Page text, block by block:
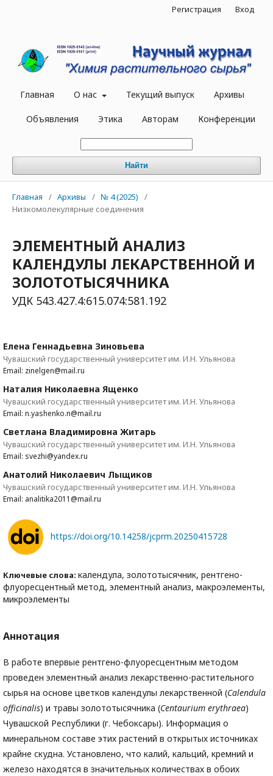
Главная О нас Текущий выпуск Архивы
Объявления Этика Авторам Конференции
Найти
Регистрация Вход
Главная / Архивы / № 4 (2025)
/
Низкомолекулярные соединения
ЭЛЕМЕНТНЫЙ АНАЛИЗ
КАЛЕНДУЛЫ ЛЕКАРСТВЕННОЙ И
ЗОЛОТОТЫСЯЧНИКА
УДК 543.427.4:615.074:581.192
Елена Геннадьевна Зиновьева
Чувашский государственный университет им. И.Н. Ульянова
Email: zinelgen@mail.ru
Наталия Николаевна Ященко
Чувашский государственный университет им. И.Н. Ульянова
Email: n.yashenko.n@mail.ru
Светлана Владимировна Житарь
Чувашский государственный университет им. И.Н. Ульянова
Email: svezhi@yandex.ru
Анатолий Николаевич Лыщиков
Чувашский государственный университет им. И.Н. Ульянова
Email: analitika2011@mail.ru
https://doi.org/10.14258/jcprm.20250415728
Ключевые слова: календула, золототысячник, рентгено-
флуоресцентный метод, элементный анализ, макроэлементы,
микроэлементы
Аннотация
В работе впервые рентгено-флуоресцентным методом
проведен элементный анализ лекарственно-растительного
сырья на основе цветков календулы лекарственной (Calendula
officinalis) и травы золототысячника (Centаurium erythraea)
Чувашской Республики (г. Чебоксары). Информация о
минеральном составе этих растений в открытых источниках
крайне скудна. Установлено, что калий, кальций, кремний и
железо находятся в значительных количествах в обоих